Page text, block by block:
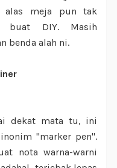
alas meja pun tak
buat DIY. Masih
benda alah ni.
dekat mata tu, ini
"marker pen".
nota warna-warni